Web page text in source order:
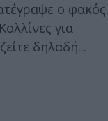
ο φακός
για
δηλαδή...